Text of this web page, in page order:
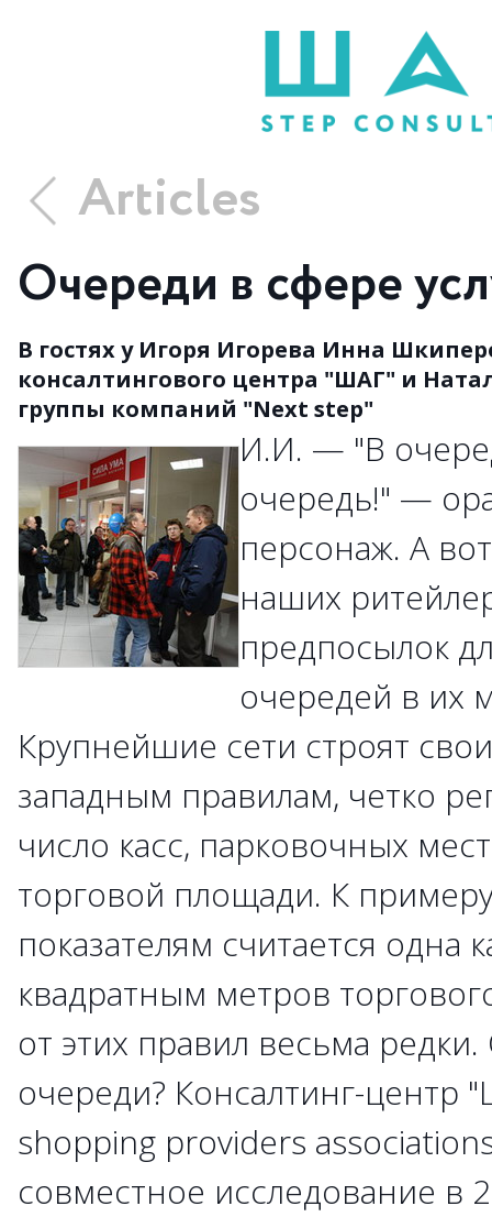
Articles
Очереди в сфере
В гостях у Игоря Игорева Инна
консалтингового центра "ШАГ" и
группы компаний "Next step"
И.И. — "В
очередь!" —
персонаж. А
наших
предпосылок
очередей в их
Крупнейшие сети строят
западным правилам, четко
число касс, парковочных
торговой площади. К
показателям считается одна
квадратным метров
от этих правил весьма
очереди? Консалтинг-центр
shopping providers
совместное исследование в